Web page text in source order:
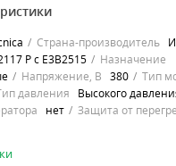
Страна-производитель
P c E3B2515
Назначение
Напряжение, В 380
Тип
давления
Высокого
нет Защита от